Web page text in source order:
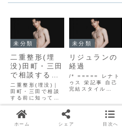
未分類
二重整形(埋
没)田町・三田
で相談する前
に知っておき
たいこと
二重整形(埋没)｜
田町・三田で相談
する前に知ってお
きたいこと【レナ
トゥス田町】
.sakae-
wrap{font-
未分類
リジュランの
経過
/* ===== レナト
ゥス 栄記事 自己
完結スタイル
font-family:
'Helvetica
Neue', Arial,
'Hiragino Kaku
ホーム シェア 目次へ